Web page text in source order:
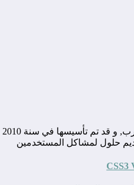
حلول لمشاكل المستخدمين
CSS3